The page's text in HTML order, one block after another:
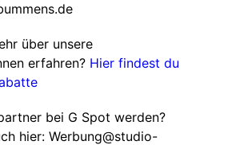
über unsere
erfahren? Hier findest du
bei G Spot werden?
hier: Werbung@studio-